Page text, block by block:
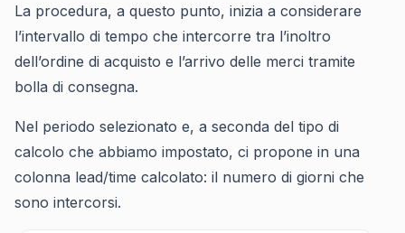
La procedura, a questo punto, inizia a considerare
l’intervallo di tempo che intercorre tra l’inoltro
dell’ordine di acquisto e l’arrivo delle merci tramite
bolla di consegna.
Nel periodo selezionato e, a seconda del tipo di
calcolo che abbiamo impostato, ci propone in una
colonna lead/time calcolato: il numero di giorni che
sono intercorsi.